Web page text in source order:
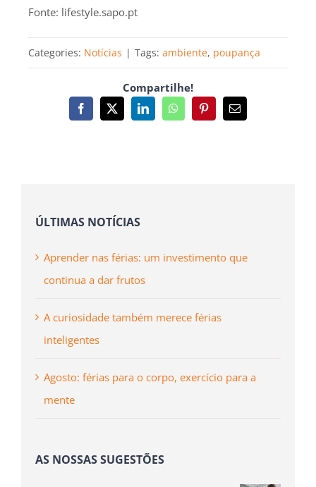
Fonte: lifestyle.sapo.pt
Categories: Notícias | Tags: ambiente, poupança
Compartilhe!
Facebook
X LinkedInWhatsAppPinterestEmail
(necessário
ÚLTIMAS NOTÍCIAS
Aprender nas férias: um investimento que
continua a dar frutos
A curiosidade também merece férias
inteligentes
Agosto: férias para o corpo, exercício para a
mente
AS NOSSAS SUGESTÕES